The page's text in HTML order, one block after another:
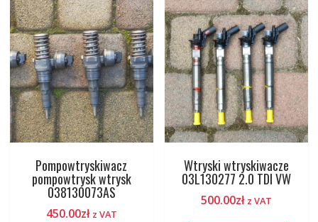
Pompowtryskiwacz
pompowtrysk wtrysk
038130073AS
450.00zł z VAT
Wtryski wtryskiwacze
03L130277 2.0 TDI VW
500.00zł z VAT